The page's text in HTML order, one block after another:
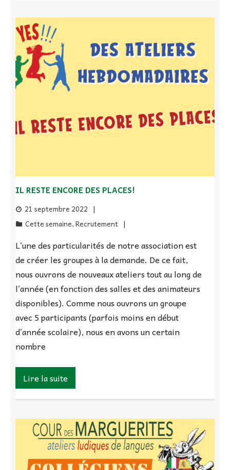
IL RESTE ENCORE DES PLACES!
21 septembre 2022
Cette semaine,Recrutement
L’une des particularités de notre association est
de créer les groupes à la demande. De ce fait,
nous ouvrons de nouveaux ateliers tout au long de
l’année (en fonction des salles et des animateurs
disponibles). Comme nous ouvrons un groupe
avec 5 participants (parfois moins en début
d’année scolaire), nous en avons un certain
nombre
Lire la suite